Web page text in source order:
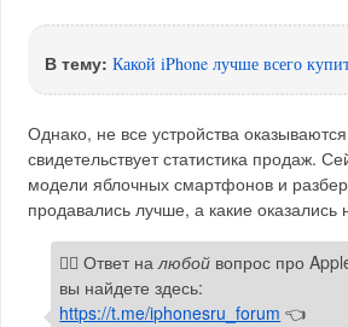
В тему: Какой iPhone лучше всего
Однако, не все устройства
свидетельствует статистика продаж.
модели яблочных смартфонов и
продавались лучше, а какие
🙋‍♂️ Ответ налюбой вопрос про
вы найдете здесь:
https://t.me/iphonesru_forum 👈